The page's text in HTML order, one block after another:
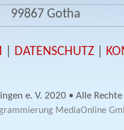
99867 Gotha
DATENSCHUTZ
e. V. 2020 • Alle
MediaOnline